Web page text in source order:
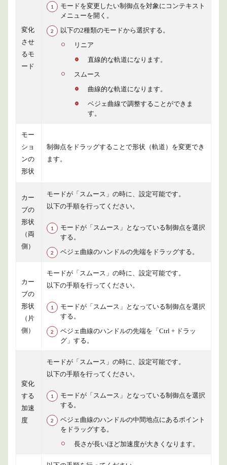
変化
させ
るモ
ード
モードを変更したい制御点を対象にコンテキスト
メニューを開く。
以下の2種類のモードから選択する。
リニア
直線的な軌道になります。
スムース
曲線的な軌道になります。
ベジェ曲線で調整することができま
す。
モー
ショ
ンの
形状
制御点をドラッグすることで形状（軌道）を変更でき
ます。
カー
ブの
形状
（両
側）
モードが「スムース」の時に、設定可能です。
以下の手順を行ってください。
モードが「スムース」となっている制御点を選択
する。
ベジェ曲線のハンドルの先端をドラッグする。
カー
ブの
形状
（片
側）
モードが「スムース」の時に、設定可能です。
以下の手順を行ってください。
モードが「スムース」となっている制御点を選択
する。
ベジェ曲線のハンドルの先端を「Ctrl + ドラッ
グ」する。
変化
する
加速
度
モードが「スムース」の時に、設定可能です。
以下の手順を行ってください。
モードが「スムース」となっている制御点を選択
する。
ベジェ曲線のハンドルの中間地点にあるポイント
をドラッグする。
長さが長いほど加速度が大きくなります。